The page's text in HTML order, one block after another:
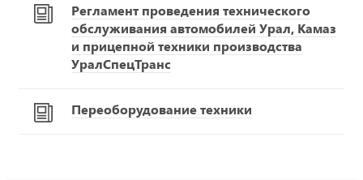
Регламент проведения технического
обслуживания автомобилей Урал, Камаз
и прицепной техники производства
УралСпецТранс
Переоборудование техники